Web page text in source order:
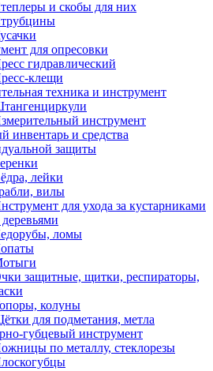
и скобы для них
для опресовки
гидравлический
клещи
техника и инструмент
инструмент
инвентарь и средства
защиты
лейки
вилы
для ухода за кустарниками
ломы
защитные, щитки, респираторы,
колуны
для подметания, метла
губцевый инструмент
по металлу, стеклорезы